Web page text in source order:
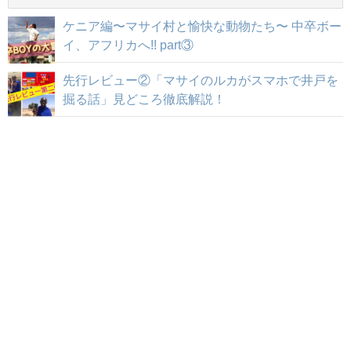
ケニア編〜マサイ村と愉快な動物たち〜 中卒ボー
イ、アフリカへ!! part③
先行レビュー②「マサイのルカがスマホで井戸を
掘る話」見どころ徹底解説！